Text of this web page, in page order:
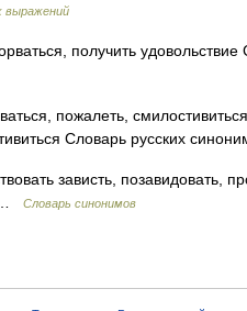
выражений
получить
пожалеть,
Словарь русских
зависть, позавидовать,
…
Словарь синонимов